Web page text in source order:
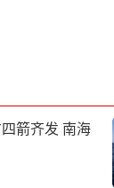
箭齐发 南海